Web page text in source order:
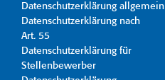
Datenschutzerklärung allgemein
Datenschutzerklärung nach
Art. 55
Datenschutzerklärung für
Stellenbewerber